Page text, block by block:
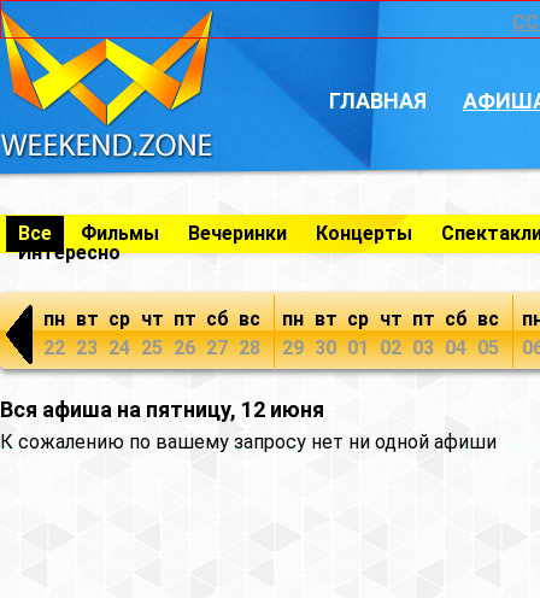
ГЛАВНАЯ
Все Фильмы Вечеринки Концерты
Интересно
пн
22
вт
23
ср
24
чт
25
пт
26
сб
27
вс
28
пн
29
вт
30
ср
01
чт
02
пт
03
сб
04
вс
05
Вся афиша на пятницу, 12 июня
К сожалению по вашему запросу нет ни одной афиши